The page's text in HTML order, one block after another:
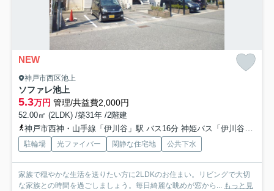
NEW
神戸市西区池上
ソファレ池上
5.3万円 管理/共益費2,000円
52.00㎡ (2LDK) /築31年 /2階建
神戸市西神・山手線「伊川谷」駅 バス16分 神姫バス「伊川谷出張所前」 停歩3分
駐輪場 光ファイバー 閑静な住宅地 公共下水
家族で穏やかな生活を送りたい方に2LDKのお住まい。リビングで大切
な家族との時間を過ごしましょう。毎日綺麗な眺めが窓から... もっと見